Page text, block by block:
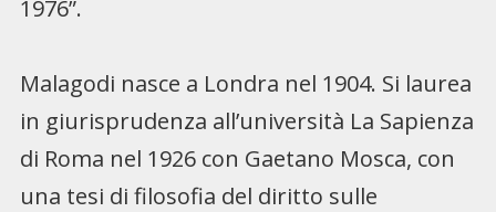
1976”.
Malagodi nasce a Londra nel 1904. Si laurea
in giurisprudenza all’università La Sapienza
di Roma nel 1926 con Gaetano Mosca, con
una tesi di filosofia del diritto sulle